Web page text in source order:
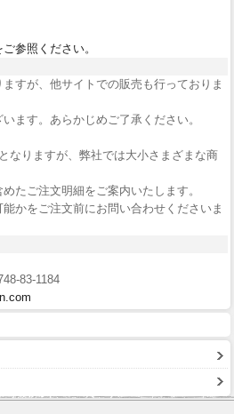
参照ください。
すが、他サイトでの販売も行っておりま
ます。あらかじめご了承ください。
なりますが、弊社では大小さまざまな商
たご注文明細をご案内いたします。
かをご注文前にお問い合わせくださいま
83-1184